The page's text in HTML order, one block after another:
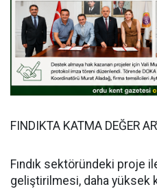
FINDIKTA KATMA DEĞER
Fındık sektöründeki proje
geliştirilmesi, daha yüksek